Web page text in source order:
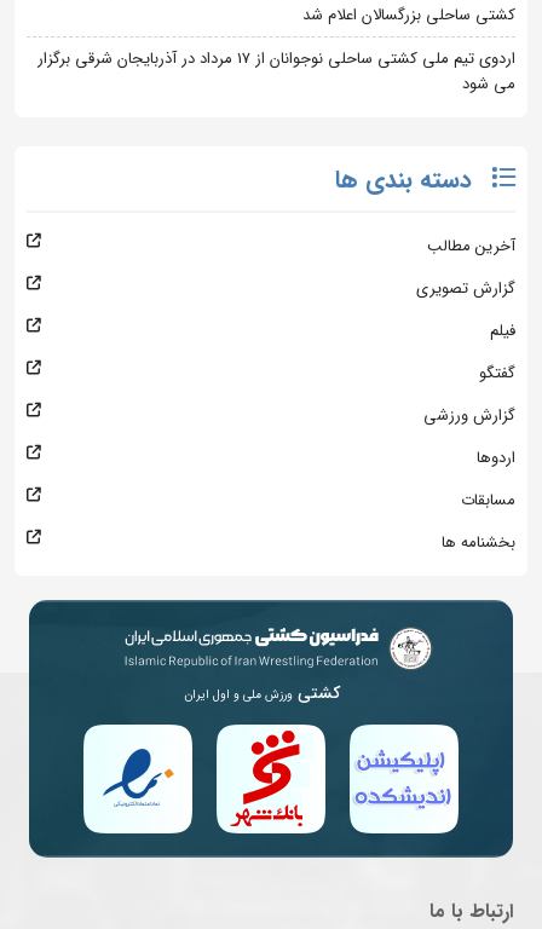
کشتی ساحلی بزرگسالان اعلام شد
اردوی تیم ملی کشتی ساحلی نوجوانان از 17 مرداد در آذربایجان شرقی برگزار
می شود
دسته بندی ها
آخرین مطالب
گزارش تصویری
فیلم
گفتگو
گزارش ورزشی
اردوها
مسابقات
بخشنامه ها
کشتی ورزش ملی و اول ایران
ارتباط با ما